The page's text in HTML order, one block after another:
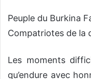
Peuple du Burkina
Compatriotes de la
Les moments
qu’endure avec